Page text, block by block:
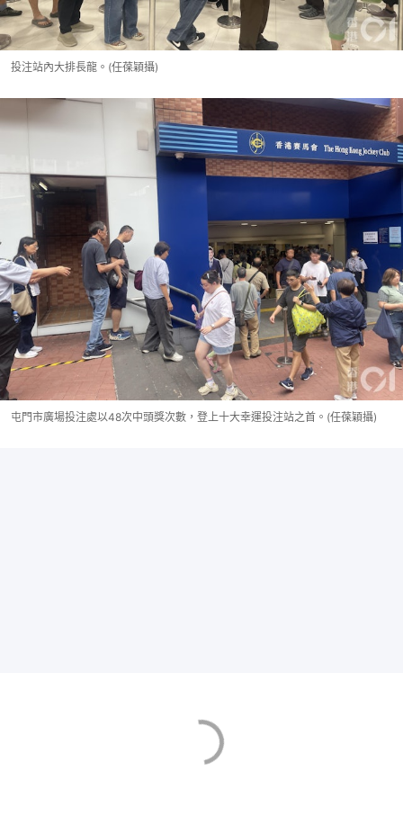
投注站內大排長龍。(任葆穎攝)
屯門市廣場投注處以48次中頭獎次數，登上十大幸運投注站之首。(任葆穎攝)